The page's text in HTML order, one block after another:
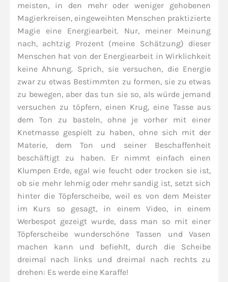
meisten, in den mehr oder weniger gehobenen
Magierkreisen, eingeweihten Menschen praktizierte
Magie eine Energiearbeit. Nur, meiner Meinung
nach, achtzig Prozent (meine Schätzung) dieser
Menschen hat von der Energiearbeit in Wirklichkeit
keine Ahnung. Sprich, sie versuchen, die Energie
zwar zu etwas Bestimmten zu formen, sie zu etwas
zu bewegen, aber das tun sie so, als würde jemand
versuchen zu töpfern, einen Krug, eine Tasse aus
dem Ton zu basteln, ohne je vorher mit einer
Knetmasse gespielt zu haben, ohne sich mit der
Materie, dem Ton und seiner Beschaffenheit
beschäftigt zu haben. Er nimmt einfach einen
Klumpen Erde, egal wie feucht oder trocken sie ist,
ob sie mehr lehmig oder mehr sandig ist, setzt sich
hinter die Töpferscheibe, weil es von dem Meister
im Kurs so gesagt, in einem Video, in einem
Werbespot gezeigt wurde, dass man so mit einer
Töpferscheibe wunderschöne Tassen und Vasen
machen kann und befiehlt, durch die Scheibe
dreimal nach links und dreimal nach rechts zu
drehen: Es werde eine Karaffe!